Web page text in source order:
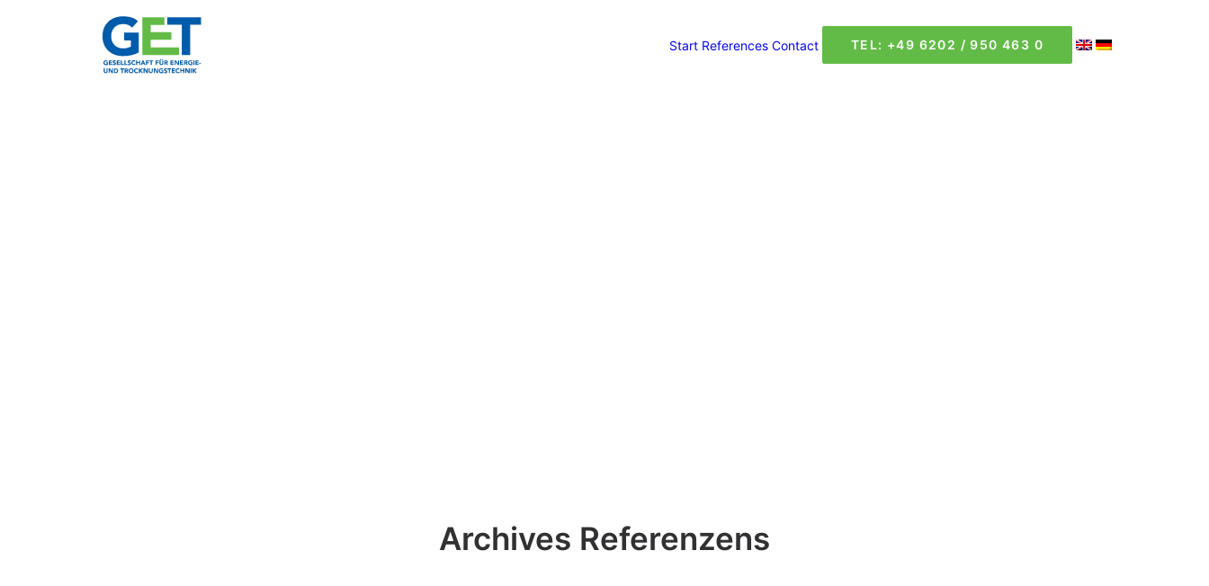
Start References Contact TEL: +49 6202 / 950 463 0
Archives Referenzens